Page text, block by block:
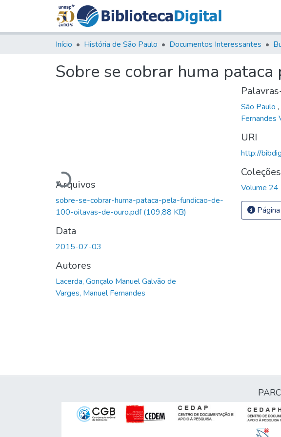
Início História de São Paulo Documentos Interessantes
Sobre se cobrar huma
Carregando...
Arquivos
sobre-se-cobrar-huma-pataca-pela-fundicao-de-
100-oitavas-de-ouro.pdf(109,88 KB)
Data
2015-07-03
Autores
Lacerda, Gonçalo Manuel Galvão de
Varges, Manuel Fernandes
São Paulo ,
Fernandes
URI
http://
Coleções
Volume